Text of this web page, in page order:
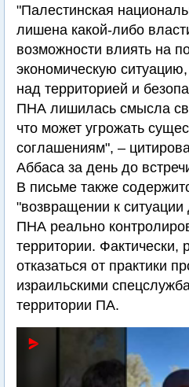
"Палестинская
лишена какой-либо
возможности влиять на
экономическую
над территорией и
ПНА лишилась смысла
что может угрожать
соглашениям", –
Аббаса за день до
В письме также
"возвращении к ситуации
ПНА реально
территории. Фактически,
отказаться от практики
израильскими
территории ПА.